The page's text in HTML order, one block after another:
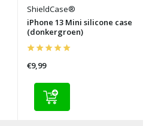
ShieldCase®
iPhone 13 Mini silicone case
(donkergroen)
€9,99